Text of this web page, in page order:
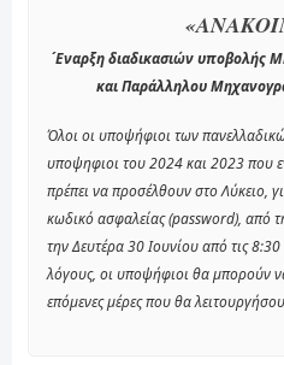
´Εναρξη διαδικασιών υποβολής
και Παράλληλου
Όλοι οι υποψήφιοι των
υποψηφιοι του 2024 και 2023 που
πρέπει να προσέλθουν στο Λύκειο,
κωδικό ασφαλείας (password), από
την Δευτέρα 30 Ιουνίου από τις
λόγους, οι υποψήφιοι θα μπορούν
επόμενες μέρες που θα